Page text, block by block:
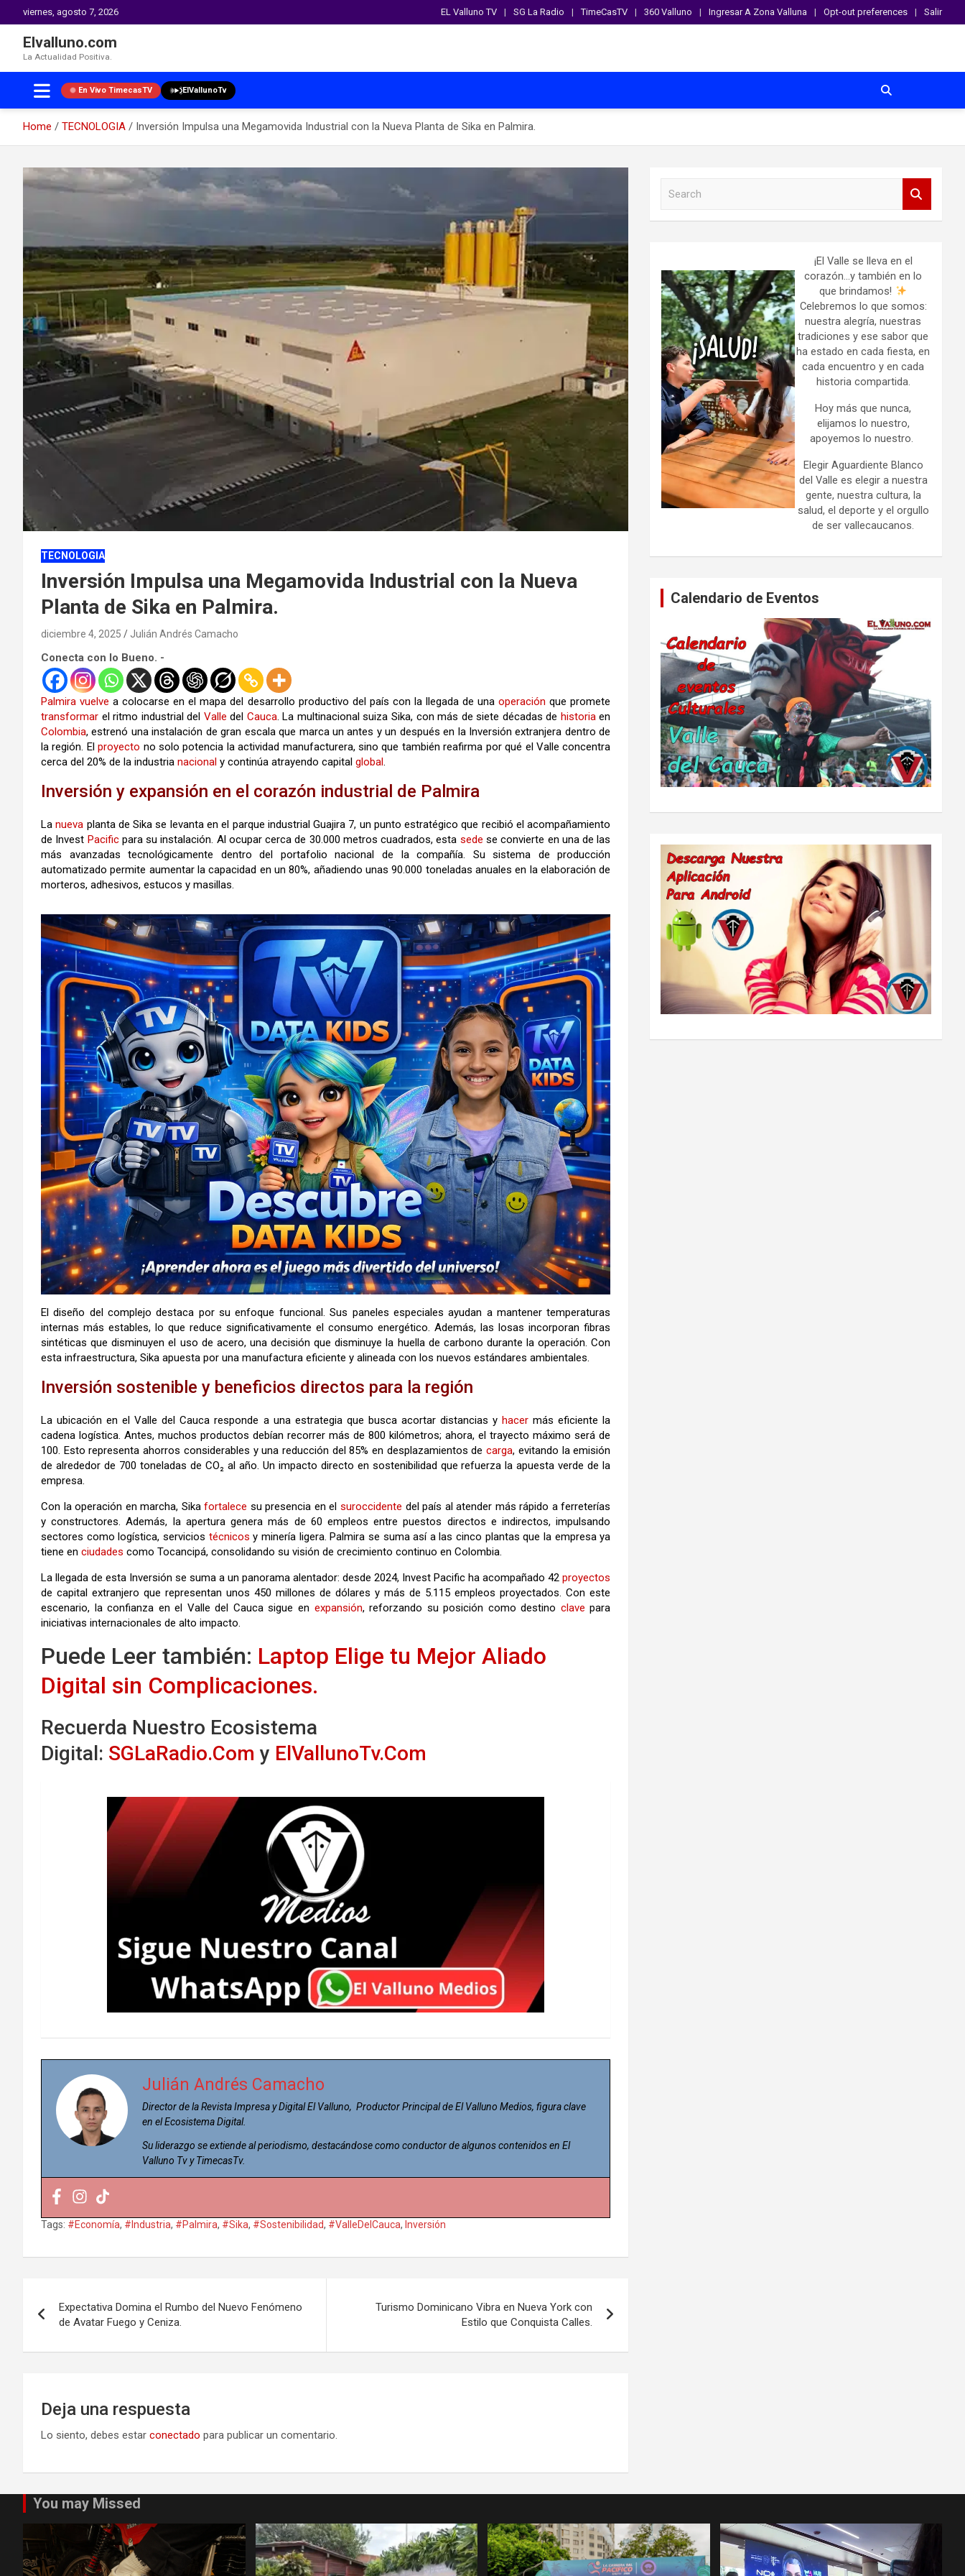
viernes, agosto 7, 2026 EL Valluno TV SG La Radio TimeCasTV 360 Valluno Ingresar A Zona Valluna Opt-out preferences Salir
Elvalluno.com
La Actualidad Positiva.
En Vivo TimecasTV ElVallunoTv
Home TECNOLOGIA
Inversión Impulsa una Megamovida Industrial con la Nueva Planta de Sika en Palmira.
content
TECNOLOGIA
Inversión Impulsa una Megamovida Industrial con la Nueva
Planta de Sika en Palmira.
diciembre 4, 2025 Julián Andrés Camacho
Conecta con lo Bueno. -
Palmira vuelve a colocarse en el mapa del desarrollo productivo del país con la llegada de unaoperación que promete
transformar el ritmo industrial del Valle del Cauca. La multinacional suiza Sika, con más de siete décadas de historiaen
Colombia, estrenó una instalación de gran escala que marca un antes y un después en la Inversión extranjera dentro de
la región. Elproyecto no solo potencia la actividad manufacturera, sino que también reafirma por qué el Valle concentra
cerca del 20% de la industria nacional y continúa atrayendo capital global.
Inversión y expansión en el corazón industrial de Palmira
Lanueva planta de Sika se levanta en el parque industrial Guajira 7, un punto estratégico que recibió el acompañamiento
de Invest Pacificpara su instalación. Al ocupar cerca de 30.000 metros cuadrados, esta sede se convierte en una de las
más avanzadas tecnológicamente dentro del portafolio nacional de la compañía. Su sistema de producción
automatizado permite aumentar la capacidad en un 80%, añadiendo unas 90.000 toneladas anuales en la elaboración de
morteros, adhesivos, estucos y masillas.
El diseño del complejo destaca por su enfoque funcional. Sus paneles especiales ayudan a mantener temperaturas
internas más estables, lo que reduce significativamente el consumo energético. Además, las losas incorporan fibras
sintéticas que disminuyen el uso de acero, una decisión que disminuye la huella de carbono durante la operación. Con
esta infraestructura, Sika apuesta por una manufactura eficiente y alineada con los nuevos estándares ambientales.
Inversión sostenible y beneficios directos para la región
La ubicación en el Valle del Cauca responde a una estrategia que busca acortar distancias yhacer más eficiente la
cadena logística. Antes, muchos productos debían recorrer más de 800 kilómetros; ahora, el trayecto máximo será de
100. Esto representa ahorros considerables y una reducción del 85% en desplazamientos decarga, evitando la emisión
de alrededor de 700 toneladas de CO₂ al año. Un impacto directo en sostenibilidad que refuerza la apuesta verde de la
empresa.
Con la operación en marcha, Sikafortalece su presencia en el suroccidente del país al atender más rápido a ferreterías
y constructores. Además, la apertura genera más de 60 empleos entre puestos directos e indirectos, impulsando
sectores como logística, servicios técnicos y minería ligera. Palmira se suma así a las cinco plantas que la empresa ya
tiene en ciudades como Tocancipá, consolidando su visión de crecimiento continuo en Colombia.
La llegada de esta Inversión se suma a un panorama alentador: desde 2024, Invest Pacific ha acompañado 42proyectos
de capital extranjero que representan unos 450 millones de dólares y más de 5.115 empleos proyectados. Con este
escenario, la confianza en el Valle del Cauca sigue en expansión, reforzando su posición como destino clave para
iniciativas internacionales de alto impacto.
Puede Leer también: Laptop Elige tu Mejor Aliado
Digital sin Complicaciones.
Recuerda Nuestro Ecosistema
Digital: SGLaRadio.Com y ElVallunoTv.Com
Julián Andrés Camacho
Director de la Revista Impresa y Digital El Valluno, Productor Principal de El Valluno Medios, figura clave
en el Ecosistema Digital.
Su liderazgo se extiende al periodismo, destacándose como conductor de algunos contenidos en El
Valluno Tv y TimecasTv.
Tags: #Economía, #Industria, #Palmira, #Sika, #Sostenibilidad, #ValleDelCauca, Inversión
de
entradas
Expectativa Domina el Rumbo del Nuevo Fenómeno
de Avatar Fuego y Ceniza.
Turismo Dominicano Vibra en Nueva York con
Estilo que Conquista Calles.
Deja una respuesta
Lo siento, debes estar conectado para publicar un comentario.
¡El Valle se lleva en el
corazón…y también en lo
que brindamos!
Celebremos lo que somos:
nuestra alegría, nuestras
tradiciones y ese sabor que
ha estado en cada fiesta, en
cada encuentro y en cada
historia compartida.
Hoy más que nunca,
elijamos lo nuestro,
apoyemos lo nuestro.
Elegir Aguardiente Blanco
del Valle es elegir a nuestra
gente, nuestra cultura, la
salud, el deporte y el orgullo
de ser vallecaucanos.
Calendario de Eventos
You may Missed